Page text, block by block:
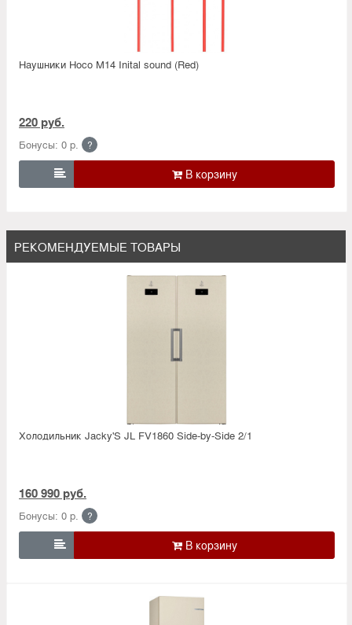
Наушники Hoco M14 Inital sound (Red)
220 руб.
Бонусы: 0 р. ?

РЕКОМЕНДУЕМЫЕ ТОВАРЫ
Холодильник Jacky'S JL FV1860 Side-by-Side 2/1
160 990 руб.
Бонусы: 0 р. ?
